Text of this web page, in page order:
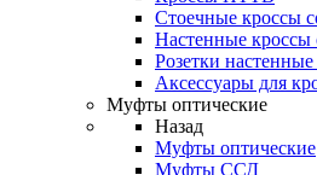
Стоечные кроссы
Настенные кроссы
Розетки
Аксессуары для
Муфты оптические
Назад
Муфты оптические
Муфты ССД